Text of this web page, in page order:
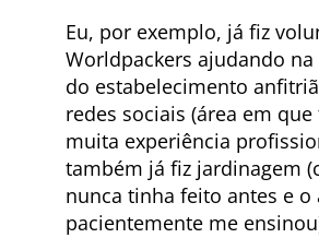
Eu, por exemplo, já fiz
Worldpackers ajudando
do estabelecimento
redes sociais (área em
muita experiência
também já fiz jardinagem
nunca tinha feito antes e o
pacientemente me